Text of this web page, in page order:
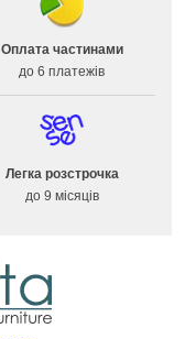
Оплата частинами
до 6 платежів
Легка розстрочка
до 9 місяців